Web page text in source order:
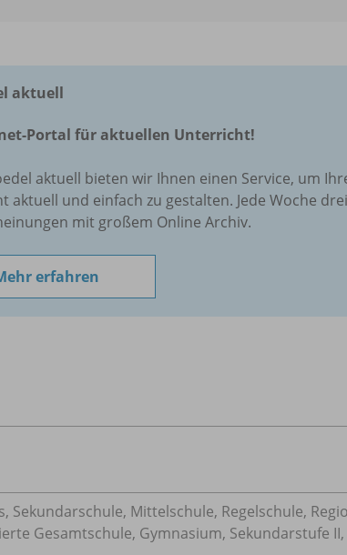
aktuell
Portal für aktuellen Unterricht!
aktuell bieten wir Ihnen einen Service, um
aktuell und einfach zu gestalten. Jede Woche
mit großem Online Archiv.
erfahren
Sekundarschule, Mittelschule, Regelschule,
Gesamtschule, Gymnasium, Sekundarstufe II,